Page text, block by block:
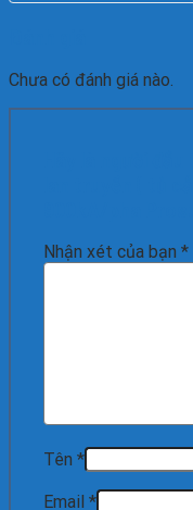
Chưa có đánh giá nào.
Nhận xét của bạn *
Tên *
Email *